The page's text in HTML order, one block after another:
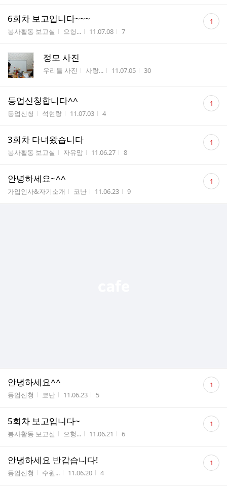
6회차 보고입니다~~~
게시판명
봉사활동 보고실 작성자
으헝... 작성시간
11.07.08 조회수
7
댓
글 1
정모 사진
게시판명
우리들 사진 작성자
사랑... 작성시간
11.07.05 조회수
30
등업신청합니다^^
게시판명
등업신청 작성자
석현랑 작성시간
11.07.03 조회수
4
댓
글 1
3회차 다녀왔습니다
게시판명
봉사활동 보고실 작성자
자유맘 작성시간
11.06.27 조회수
8
댓
글 1
안녕하세요~^^
게시판명
가입인사&자기소개 작성자
코난 작성시간
11.06.23 조회수
9
댓
글 1
안녕하세요^^
게시판명
등업신청 작성자
코난 작성시간
11.06.23 조회수
5
댓
글 1
5회차 보고입니다~
게시판명
봉사활동 보고실 작성자
으헝... 작성시간
11.06.21 조회수
6
댓
글 1
안녕하세요 반갑습니다!
게시판명
등업신청 작성자
수원... 작성시간
11.06.20 조회수
4
댓
글 1